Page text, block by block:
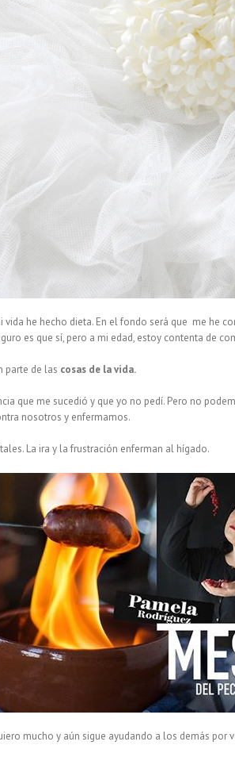
he hecho dieta. En el fondo será que me he
es que sí, pero a mi edad, estoy contenta de
parte de las cosas de la vida.
que me sucedió y que yo no pedí. Pero no
nosotros y enfermamos.
La ira y la frustración enferman al hígado.
mucho y aún sigue ayudando a los demás